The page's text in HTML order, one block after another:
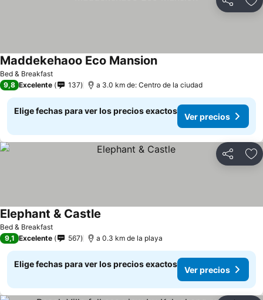
Compartir
Bed & Breakfast
Maddekehaoo Eco Mansion
9,8 Excelente 137 a 3.0 km de: Centro de la ciudad
Elige fechas para ver los precios exactos
Ver precios
Compartir
Bed & Breakfast
Elephant & Castle
9,1 Excelente 567 a 0.3 km de la playa
Elige fechas para ver los precios exactos
Ver precios